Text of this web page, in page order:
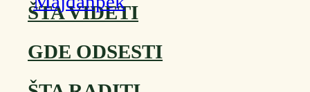
ŠTA VIDETI
GDE ODSESTI